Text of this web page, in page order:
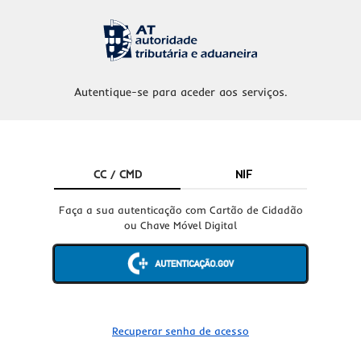
Autentique-se para aceder aos serviços.
CC / CMD NIF
Faça a sua autenticação com Cartão de Cidadão
ou Chave Móvel Digital
Recuperar senha de acesso